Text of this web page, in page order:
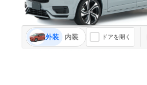
外装 内装 ドアを開く